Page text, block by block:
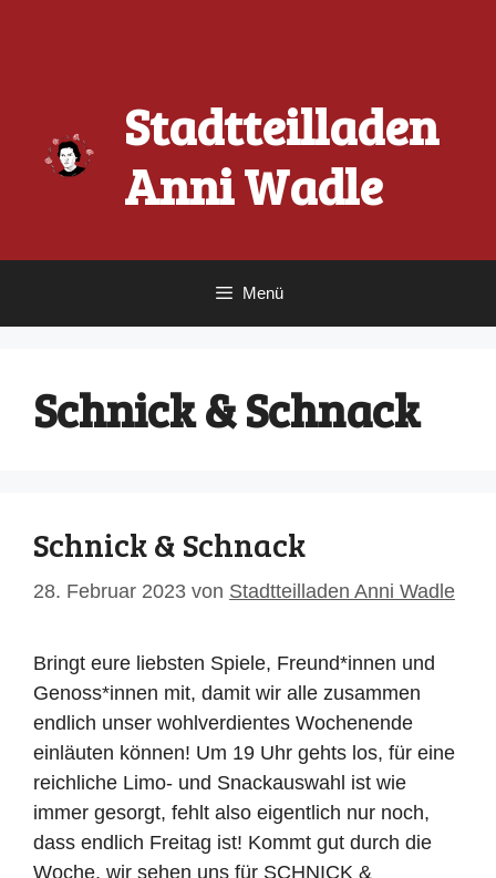
Stadtteilladen
Anni Wadle
Menü
Schnick & Schnack
Schnick & Schnack
28. Februar 2023 von Stadtteilladen Anni Wadle
Bringt eure liebsten Spiele, Freund*innen und
Genoss*innen mit, damit wir alle zusammen
endlich unser wohlverdientes Wochenende
einläuten können! Um 19 Uhr gehts los, für eine
reichliche Limo- und Snackauswahl ist wie
immer gesorgt, fehlt also eigentlich nur noch,
dass endlich Freitag ist! Kommt gut durch die
Woche, wir sehen uns für SCHNICK &